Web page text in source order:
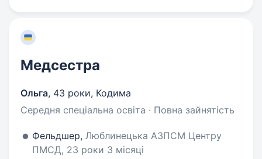
Медсестра
Ольга, 43 роки, Кодима
Середня спеціальна освіта · Повна зайнятість
Фельдшер, Люблинецька АЗПСМ Центру
ПМСД, 23 роки 3 місяці